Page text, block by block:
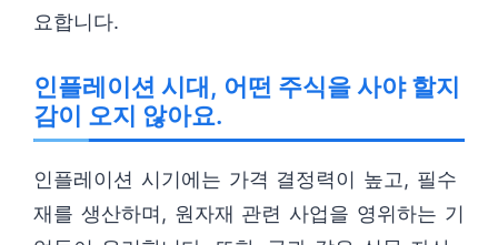
요합니다.
인플레이션 시대, 어떤 주식을 사야 할지
감이 오지 않아요.
인플레이션 시기에는 가격 결정력이 높고, 필수
재를 생산하며, 원자재 관련 사업을 영위하는 기